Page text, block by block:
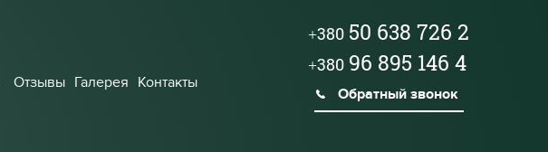
Отзывы Галерея Контакты
+380 50 638 726 2
+380 96 895 146 4
Обратный звонок